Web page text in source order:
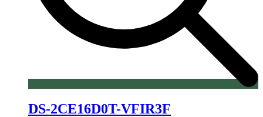
DS-2CE16D0T-VFIR3F